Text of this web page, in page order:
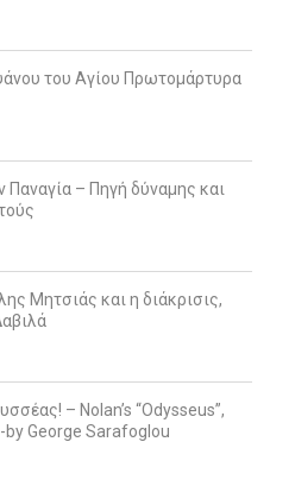
του Αγίου Πρωτομάρτυρα
– Πηγή δύναμης και
Μητσιάς και η διάκρισις,
– Nolan’s “Odysseus”,
George Sarafoglou